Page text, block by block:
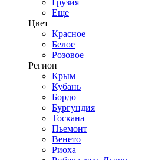
Грузия
Еще
Цвет
Красное
Белое
Розовое
Регион
Крым
Кубань
Бордо
Бургундия
Тоскана
Пьемонт
Венето
Риоха